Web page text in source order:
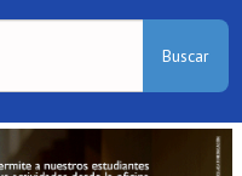
Buscar